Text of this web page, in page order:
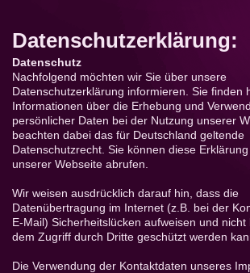
Datenschutzerklärung:
Datenschutz
Nachfolgend möchten wir Sie über unsere
Datenschutzerklärung informieren. Sie finden
Informationen über die Erhebung und
persönlicher Daten bei der Nutzung unserer
beachten dabei das für Deutschland geltende
Datenschutzrecht. Sie können diese
unserer Webseite abrufen.
Wir weisen ausdrücklich darauf hin, dass die
Datenübertragung im Internet (z.B. bei der
E-Mail) Sicherheitslücken aufweisen und nicht
dem Zugriff durch Dritte geschützt werden
Die Verwendung der Kontaktdaten unseres